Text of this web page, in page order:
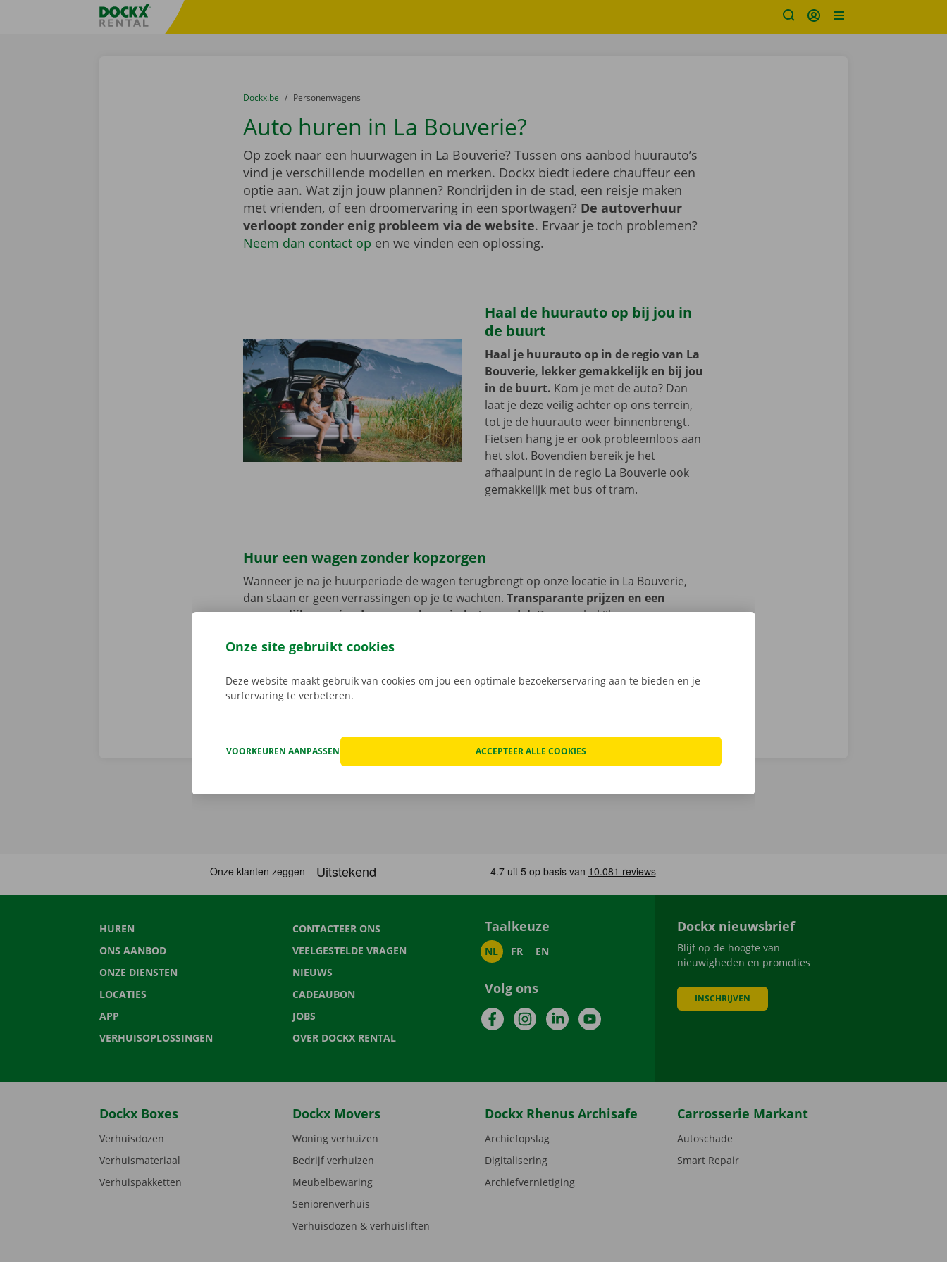
Taalselectie overslaanFratello DEMO
U bevindt zich hier:
van
Dockx.be naar
Personenwagens
Auto huren in La Bouverie?
Op zoek naar een huurwagen in La Bouverie? Tussen ons aanbod huurauto’s
vind je verschillende modellen en merken. Dockx biedt iedere chauffeur een
optie aan. Wat zijn jouw plannen? Rondrijden in de stad, een reisje maken
met vrienden, of een droomervaring in een sportwagen? De autoverhuur
verloopt zonder enig probleem via de website. Ervaar je toch problemen?
Neem dan contact op en we vinden een oplossing.
Haal de huurauto op bij jou in
de buurt
Haal je huurauto op in de regio van La
Bouverie, lekker gemakkelijk en bij jou
in de buurt. Kom je met de auto? Dan
laat je deze veilig achter op ons terrein,
tot je de huurauto weer binnenbrengt.
Fietsen hang je er ook probleemloos aan
het slot. Bovendien bereik je het
afhaalpunt in de regio La Bouverie ook
gemakkelijk met bus of tram.
Huur een wagen zonder kopzorgen
Wanneer je na je huurperiode de wagen terugbrengt op onze locatie in La Bouverie,
dan staan er geen verrassingen op je te wachten. Transparante prijzen en een
persoonlijke service dragen we hoog in het vaandel.Daarom bekijken we op
van pechverhelping binnen heel Europa. Zo geraak je altijd veilig thuis.
HUREN
ONS AANBOD
ONZE DIENSTEN
LOCATIES
APP
VERHUISOPLOSSINGEN
CONTACTEER ONS
VEELGESTELDE VRAGEN
NIEUWS
CADEAUBON
JOBS
OVER DOCKX RENTAL
Taalkeuze
NL FR EN
Volg ons
FacebookInstagramLinkedInYouTube
Dockx nieuwsbrief
Blijf op de hoogte van
nieuwigheden en promoties
INSCHRIJVEN
Dockx Boxes
Verhuisdozen
Verhuismateriaal
Verhuispakketten
Dockx Movers
Woning verhuizen
Bedrijf verhuizen
Meubelbewaring
Seniorenverhuis
Verhuisdozen & verhuisliften
Dockx Rhenus Archisafe
Archiefopslag
Digitalisering
Archiefvernietiging
Carrosserie Markant
Autoschade
Smart Repair
Onze site gebruikt cookies
Deze website maakt gebruik van cookies om jou een optimale bezoekerservaring aan te bieden en je
surfervaring te verbeteren.
VOORKEUREN AANPASSEN ACCEPTEER ALLE COOKIES